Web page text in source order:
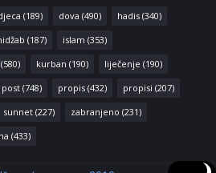
(189) dova (490) hadis (340)
(187) islam (353)
(580) kurban (190) liječenje (190)
post (748) propis (432) propisi (207)
sunnet (227) zabranjeno (231)
(433)